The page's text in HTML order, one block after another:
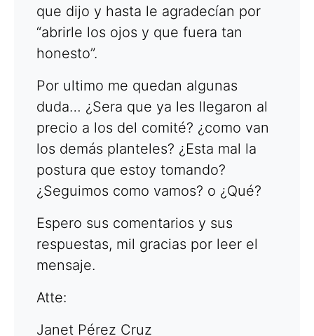
que dijo y hasta le agradecían por
“abrirle los ojos y que fuera tan
honesto”.
Por ultimo me quedan algunas
duda… ¿Sera que ya les llegaron al
precio a los del comité? ¿como van
los demás planteles? ¿Esta mal la
postura que estoy tomando?
¿Seguimos como vamos? o ¿Qué?
Espero sus comentarios y sus
respuestas, mil gracias por leer el
mensaje.
Atte:
Janet Pérez Cruz